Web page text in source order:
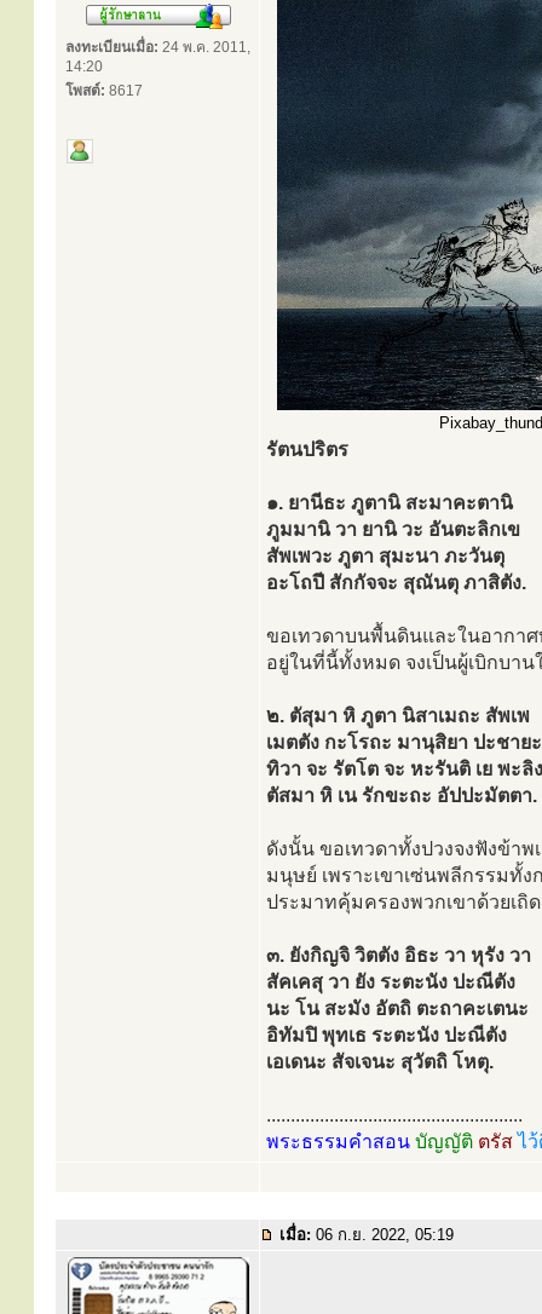
ลงทะเบียนเมื่อ: 24 พ.ค. 2011,
14:20
โพสต์: 8617
รัตนปริตร
๑. ยานีธะ ภูตานิ สะมาคะตานิ
ภูมมานิ วา ยานิ วะ อันตะลิกเข
สัพเพวะ ภูตา สุมะนา ภะวันตุ
อะโถปี สักกัจจะ สุณันตุ ภาสิตัง.
ขอเทวดาบนพื้นดินและในอากา
อยู่ในที่นี้ทั้งหมด จงเป็นผู้เบิกบา
๒. ตัสุมา หิ ภูตา นิสาเมถะ สัพเพ
เมตตัง กะโรถะ มานุสิยา ปะชายะ
ทิวา จะ รัตโต จะ หะรันติ เย พะลิง
ตัสมา หิ เน รักขะถะ อัปปะมัตตา.
ดังนั้น ขอเทวดาทั้งปวงจงฟังข้าพ
มนุษย์ เพราะเขาเซ่นพลีกรรมทั้
ประมาทคุ้มครองพวกเขาด้วยเถิด
๓. ยังกิญจิ วิตตัง อิธะ วา หุรัง วา
สัคเคสุ วา ยัง ระตะนัง ปะณีตัง
นะ โน สะมัง อัตถิ ตะถาคะเตนะ
อิทัมปิ พุทเธ ระตะนัง ปะณีตัง
เอเดนะ สัจเจนะ สุวัตถิ โหตุ.
.....................................................
พระธรรมคำสอน บัญญัติ ตรัสไ
เมื่อ: 06 ก.ย. 2022, 05:19